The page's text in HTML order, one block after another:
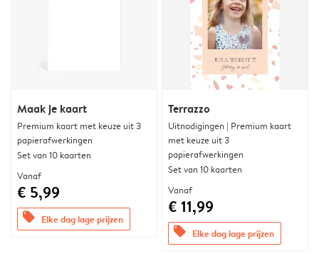
Maak je kaart
Premium kaart met keuze uit 3
papierafwerkingen
Set van 10 kaarten
Vanaf
€ 5,99
offers Elke dag lage prijzen
Terrazzo
Uitnodigingen | Premium kaart
met keuze uit 3
papierafwerkingen
Set van 10 kaarten
Vanaf
€ 11,99
offers Elke dag lage prijzen